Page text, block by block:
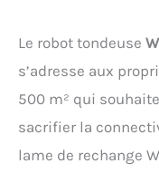
Le robot tondeuse
s’adresse aux
500 m² qui
sacrifier la
lame de rechange